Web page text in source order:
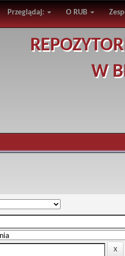
Przeglądaj: O RUB
W